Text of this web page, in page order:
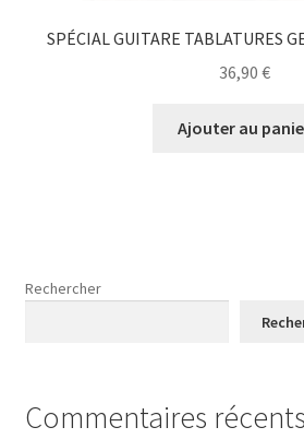
SPÉCIAL GUITARE TABLATURES
36,90 €
Ajouter au
Rechercher
Commentaires récents